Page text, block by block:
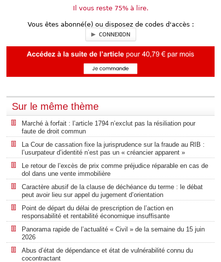
Il vous reste 75% à lire.
Vous êtes abonné(e) ou disposez de codes d'accès :
CONNEXION
Sur le même thème
Marché à forfait : l’article 1794 n’exclut pas la résiliation pour
faute de droit commun
La Cour de cassation fixe la jurisprudence sur la fraude au RIB :
l’usurpateur d’identité n’est pas un « créancier apparent »
Le retour de l’excès de prix comme préjudice réparable en cas de
dol dans une vente immobilière
Caractère abusif de la clause de déchéance du terme : le débat
peut avoir lieu sur appel du jugement d’orientation
Point de départ du délai de prescription de l’action en
responsabilité et rentabilité économique insuffisante
Panorama rapide de l’actualité « Civil » de la semaine du 15 juin
2026
Abus d’état de dépendance et état de vulnérabilité connu du
cocontractant